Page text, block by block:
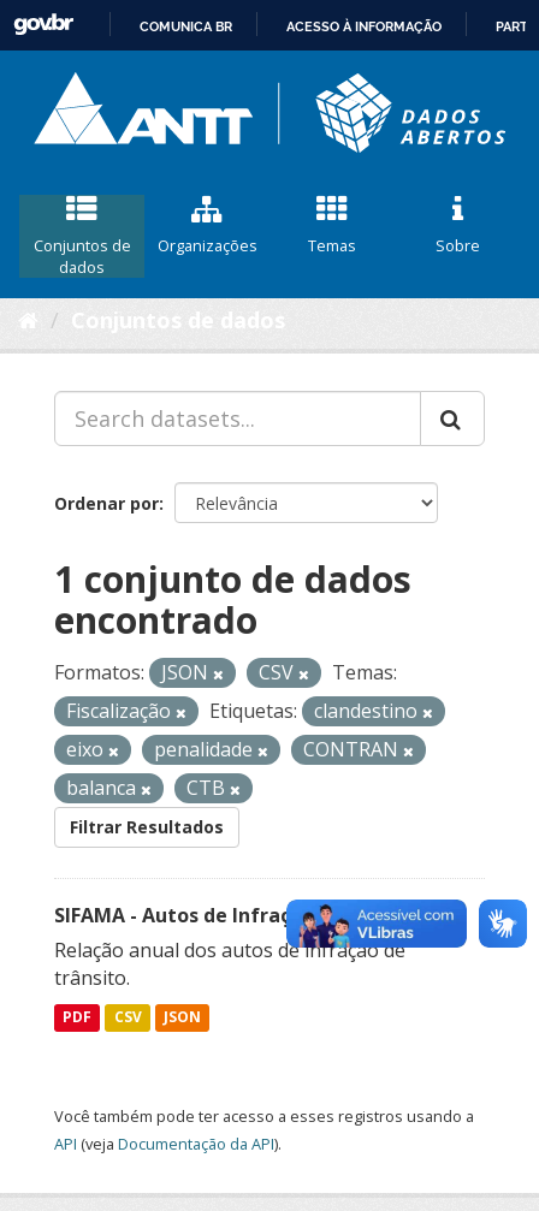
CONTEÚDO
COMUNICA BR ACESSO À INFORMAÇÃO
Conjuntos de
dados
Organizações Temas Sobre
Ordenar por
1 conjunto de dados
encontrado
Formatos: JSON CSV
Temas:
Fiscalização
Etiquetas:
clandestino
eixo
penalidade
CONTRAN
balanca
CTB
Filtrar Resultados
SIFAMA - Autos de Infração de Trânsito
Relação anual dos autos de infração de
trânsito.
PDF CSV JSON
Você também pode ter acesso a esses registros usando a
API (veja Documentação da API).